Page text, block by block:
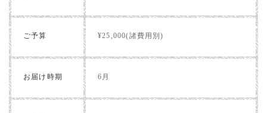
ご予算 ¥25,000(諸費用別)
お届け時期 6月